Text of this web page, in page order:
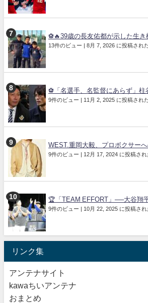
⚽🔥39歳の長友佑都が示した生き
13件のビュー 8月 7, 2026 に投稿され
⚽「名選手、名監督にあらず」柱
9件のビュー 11月 2, 2025 に投稿され
WEST.重岡大毅、プロボクサーへ
9件のビュー 12月 17, 2024 に投稿され
🏆「TEAM EFFORT」──大谷翔
9件のビュー 10月 22, 2025 に投稿され
リンク集
アンテナサイト
kawaちいアンテナ
おまとめ